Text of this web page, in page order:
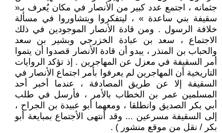
جثمانه ، اجتمع عدد كبير من الأنصار في مكان يُعرف بـ«
سقيفة بني ساعدة » ، ليتفكروا ويتشاوروا في مسألة
خلافة الرسول . ومن قادة الأنصار الموجودين في ذلك
الاجتماع ، سعد بن عبادة الخزرجي وبشير بن سعد
والحباب بن المنذر ، يبدو أن قادة الأنصار قصدوا أن يتموا
أمر السقيفة في معزل عن المهاجرين . إذ تؤكد الروايات
التاريخية أن المهاجرين لم يعرفوا بأمر اجتماع الأنصار في
السقيفة إلا عن طريق المصادفة ، عندما أخبر أحد
المسلمين عمر بن الخطاب بالأمر ، فأرسل في طلب
أبي بكر الصديق وانطلقا ، ومعهما أبو عبيدة بن الجراح ،
إلى السقيفة مسرعين ... وقد أنتهى الأجتماع بمبايعة أبو
بكر / نقل من موقع منشور ) .